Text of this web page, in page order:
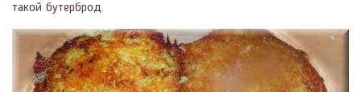
такой бутерброд.